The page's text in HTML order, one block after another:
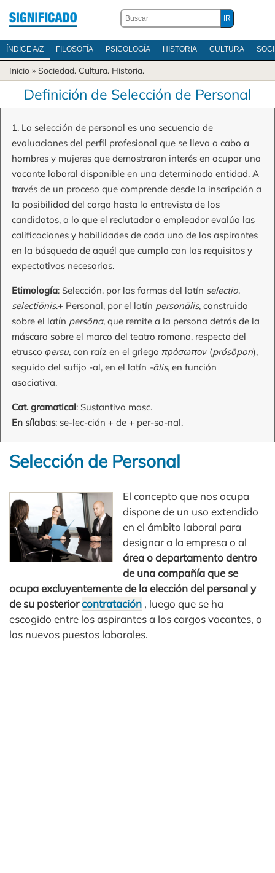
ÍNDICE A/Z FILOSOFÍA PSICOLOGÍA HISTORIA CULTURA
Inicio » Sociedad. Cultura. Historia.
Definición de Selección de Personal
1. La selección de personal es una secuencia de
evaluaciones del perfil profesional que se lleva a cabo a
hombres y mujeres que demostraran interés en ocupar una
vacante laboral disponible en una determinada entidad. A
través de un proceso que comprende desde la inscripción a
la posibilidad del cargo hasta la entrevista de los
candidatos, a lo que el reclutador o empleador evalúa las
calificaciones y habilidades de cada uno de los aspirantes
en la búsqueda de aquél que cumpla con los requisitos y
expectativas necesarias.
Etimología: Selección, por las formas del latín selectio,
selectiōnis.+ Personal, por el latín personālis, construido
sobre el latín persōna, que remite a la persona detrás de la
máscara sobre el marco del teatro romano, respecto del
etrusco φersu, con raíz en el griego πρόσωπον (prósōpon),
seguido del sufijo -al, en el latín -ālis, en función
asociativa.
Cat. gramatical: Sustantivo masc.
En sílabas: se-lec-ción + de + per-so-nal.
Selección de Personal
El concepto que nos ocupa
dispone de un uso extendido
en el ámbito laboral para
designar a la empresa o al
área o departamento dentro
de una compañía que se
ocupa excluyentemente de la elección del personal y
de su posteriorcontratación , luego que se ha
escogido entre los aspirantes a los cargos vacantes, o
los nuevos puestos laborales.